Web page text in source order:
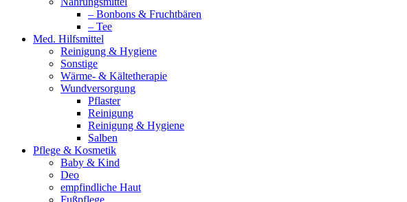
– Bonbons & Fruchtbären
– Tee
Med. Hilfsmittel
Reinigung & Hygiene
Sonstige
Wärme- & Kältetherapie
Wundversorgung
Pflaster
Reinigung
Reinigung & Hygiene
Salben
Pflege & Kosmetik
Baby & Kind
Deo
empfindliche Haut
Fußpflege